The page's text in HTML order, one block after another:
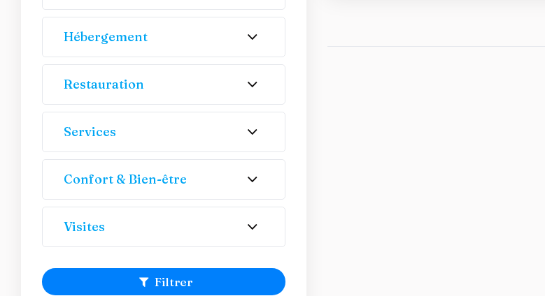
Hébergement
Restauration
Services
Confort & Bien-être
Visites
Filtrer